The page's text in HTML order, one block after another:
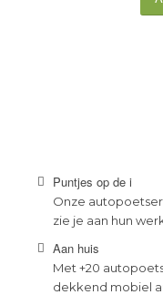
Puntjes op de i
Onze
zie je aan hun
Aan huis
Met +20
dekkend mobiel